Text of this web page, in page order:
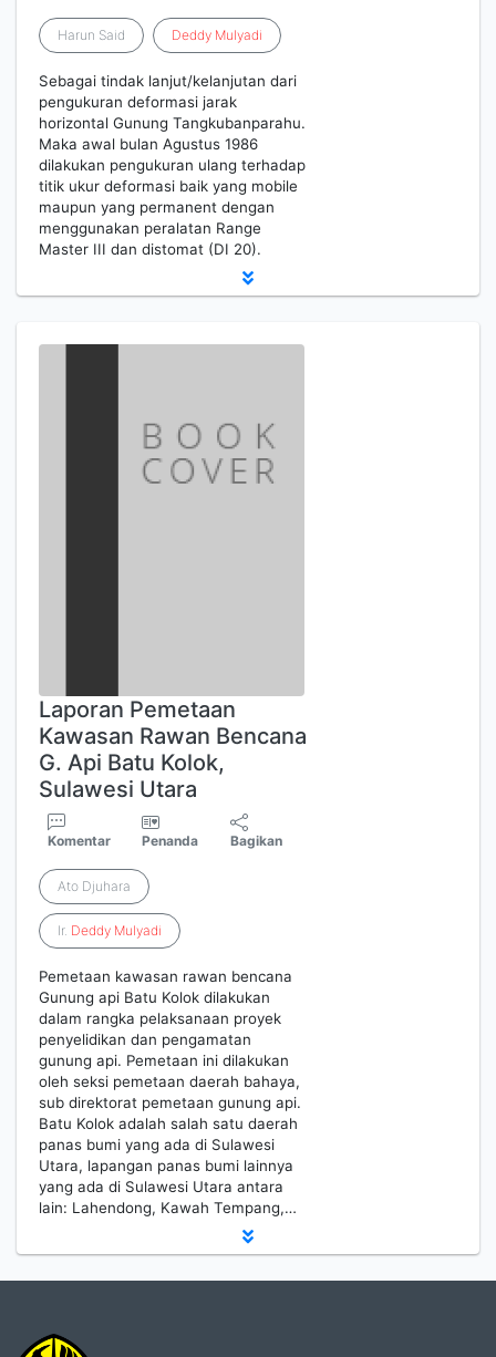
Harun Said Deddy Mulyadi
Sebagai tindak lanjut/kelanjutan dari
pengukuran deformasi jarak
horizontal Gunung Tangkubanparahu.
Maka awal bulan Agustus 1986
dilakukan pengukuran ulang terhadap
titik ukur deformasi baik yang mobile
maupun yang permanent dengan
menggunakan peralatan Range
Master III dan distomat (DI 20).
Laporan Pemetaan
Kawasan Rawan Bencana
G. Api Batu Kolok,
Sulawesi Utara
Komentar Penanda Bagikan
Ato Djuhara
Ir. Deddy Mulyadi
Pemetaan kawasan rawan bencana
Gunung api Batu Kolok dilakukan
dalam rangka pelaksanaan proyek
penyelidikan dan pengamatan
gunung api. Pemetaan ini dilakukan
oleh seksi pemetaan daerah bahaya,
sub direktorat pemetaan gunung api.
Batu Kolok adalah salah satu daerah
panas bumi yang ada di Sulawesi
Utara, lapangan panas bumi lainnya
yang ada di Sulawesi Utara antara
lain: Lahendong, Kawah Tempang,…